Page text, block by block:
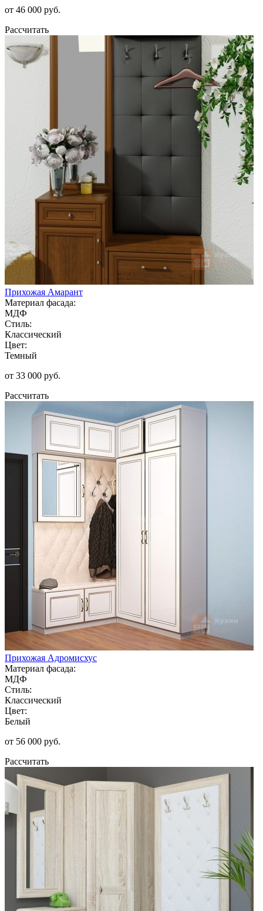
от 46 000 руб.
Рассчитать
Прихожая Амарант
Материал фасада:
МДФ
Стиль:
Классический
Цвет:
Темный
от 33 000 руб.
Рассчитать
Прихожая Адромисхус
Материал фасада:
МДФ
Стиль:
Классический
Цвет:
Белый
от 56 000 руб.
Рассчитать